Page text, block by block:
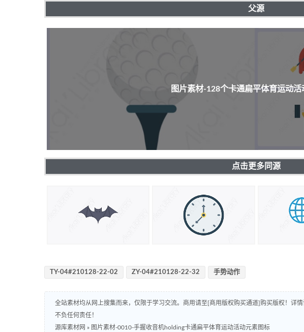
父源
图片素材-128个卡通扁平体育运动活
点击更多同源
TY-04#210128-22-02 ZY-04#210128-22-32 手势动作
全站素材均从网上搜集而来，仅限于学习交流。商用请至[商用版权购买通道]购买版权！详
不负任何责任！
源库素材网 » 图片素材-0010-手握收音机holding卡通扁平体育运动活动元素图标